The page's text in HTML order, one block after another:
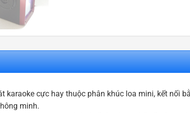
karaoke cực hay thuộc phân khúc loa mini, kết nối
minh.